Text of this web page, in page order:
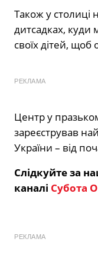
Також у столиці
дитсадках, куди
своїх дітей,
РЕКЛАМА
Центр у
зареєстрував
України – від
Слідкуйте за
каналі Субота
РЕКЛАМА